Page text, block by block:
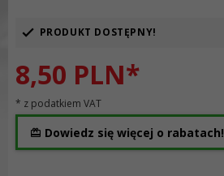
PRODUKT DOSTĘPNY!
8,50 PLN*
* z podatkiem VAT
Dowiedz się więcej o rabatach!